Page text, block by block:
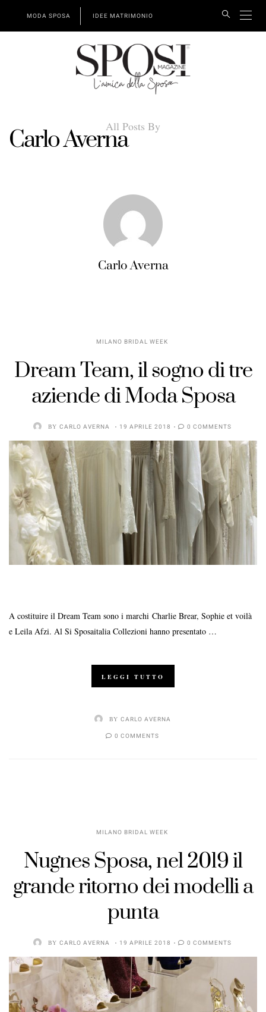
MODA SPOSA IDEE MATRIMONIO
All Posts By
Carlo Averna
Carlo Averna
MILANO BRIDAL WEEK
Dream Team, il sogno di tre
aziende di Moda Sposa
BY CARLO AVERNA 19 APRILE 2018 0 COMMENTS
A costituire il Dream Team sono i marchi Charlie Brear, Sophie et voilà
e Leila Afzi. Al Si Sposaitalia Collezioni hanno presentato …
LEGGI TUTTO
BY CARLO AVERNA
0 COMMENTS
MILANO BRIDAL WEEK
Nugnes Sposa, nel 2019 il
grande ritorno dei modelli a
punta
BY CARLO AVERNA 19 APRILE 2018 0 COMMENTS